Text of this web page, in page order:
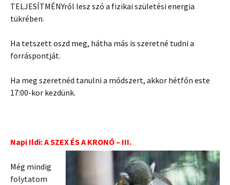
TELJESÍTMÉNYről lesz szó a fizikai születési energia
tükrében.
Ha tetszett oszd meg, hátha más is szeretné tudni a
forráspontját.
Ha meg szeretnéd tanulni a módszert, akkor hétfőn este
17:00-kor kezdünk.
Napi Ildi: A SZEX ÉS A KRONÓ – III.
Még mindig
folytatom